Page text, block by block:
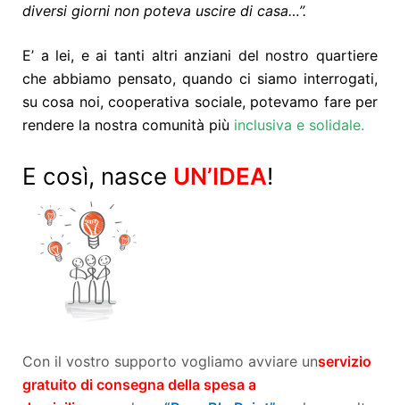
diversi giorni non poteva uscire di casa…”.
E’ a lei, e ai tanti altri anziani del nostro quartiere
che abbiamo pensato, quando ci siamo interrogati,
su cosa noi, cooperativa sociale, potevamo fare per
rendere la nostra comunità più inclusiva e solidale.
E così, nasce UN’IDEA!
Con il vostro supporto vogliamo avviare unservizio
gratuito di consegna della spesa a